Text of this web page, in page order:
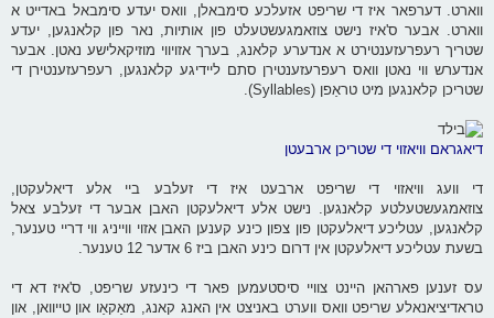
ווארט. דערפאר איז די שריפט אזעלכע סימבאלן, וואס יעדע סימבאל באדייט א
ווארט. אבער ס'איז נישט צוזאמגעשטעלט פון אותיות, נאר פון קלאנגען, יעדע
שטריך רעפרעזענטירט א אנדערע קלאנג, בערך אזויווי מוזיקאלישע נאטן. אבער
אנדערש ווי נאטן וואס רעפרעזענטירן סתם ליידיגע קלאנגען, רעפרעזענטירן די
שטריכן קלאנגען מיט טראַפן (Syllables).
דיאגראם וויאזוי די שטריכן ארבעטן
די וועג וויאזוי די שריפט ארבעט איז די זעלבע ביי אלע דיאלעקטן,
צוזאמגעשטעלטע קלאנגען. נישט אלע דיאלעקטן האבן אבער די זעלבע צאל
קלאנגען, עטליכע דיאלעקטן פון צפון כינע קענען האבן אזוי ווייניג ווי דריי טענער,
בשעת עטליכע דיאלעקטן אין דרום כינע האבן ביז 6 אדער 12 טענער.
עס זענען פארהאן היינט צוויי סיסטעמען פאר די כינעזע שריפט, ס'איז דא די
טראדיציאנאלע שריפט וואס ווערט באניצט אין האנג קאנג, מאַקאַו און טייוואן, און